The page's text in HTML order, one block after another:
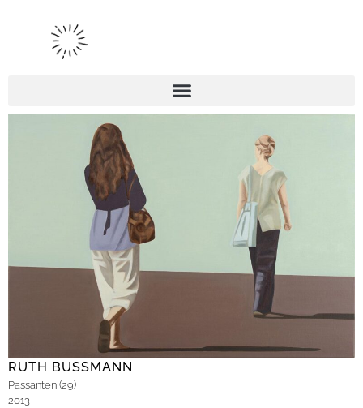
RUTH BUSSMANN
Passanten (29)
2013